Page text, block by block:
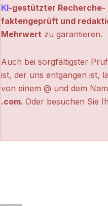
KI-gestützter Recherche-
faktengeprüft und
Mehrwert zu garantieren.
Auch bei sorgfältigster
ist, der uns entgangen ist,
von einem @ und dem
.com. Oder besuchen Sie